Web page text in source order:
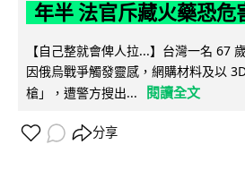
年半 法官斥藏火藥恐危
【自己整就會俾人拉...】台灣一名 67
因俄烏戰爭觸發靈感，網購材料及以
槍」，遭警方搜出...
閱讀全文
分享